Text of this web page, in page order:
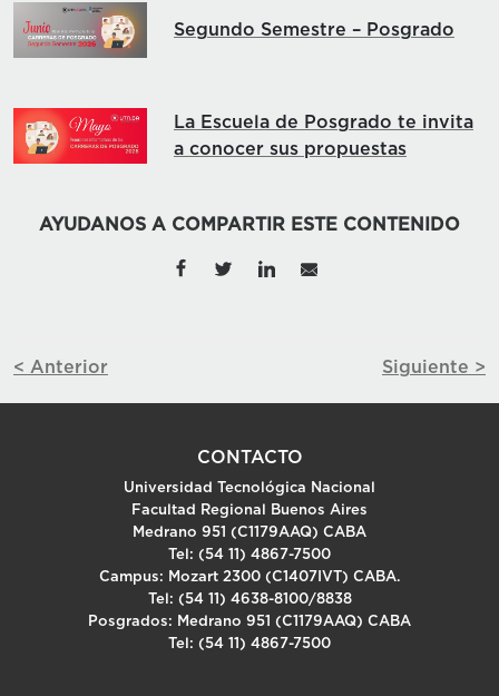
Segundo Semestre – Posgrado
La Escuela de Posgrado te invita
a conocer sus propuestas
AYUDANOS A COMPARTIR ESTE CONTENIDO
< Anterior Siguiente >
CONTACTO
Universidad Tecnológica Nacional
Facultad Regional Buenos Aires
Medrano 951 (C1179AAQ) CABA
Tel: (54 11) 4867-7500
Campus: Mozart 2300 (C1407IVT) CABA.
Tel: (54 11) 4638-8100/8838
Posgrados: Medrano 951 (C1179AAQ) CABA
Tel: (54 11) 4867-7500